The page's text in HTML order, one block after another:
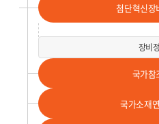
첨단혁신장
장비
국가참
국가소재